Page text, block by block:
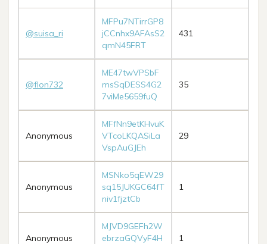
@suisa_ri
MFPu7NTirrGP8
jCCnhx9AFAsS2
qmN45FRT
431
@flon732
ME47twVPSbF
msSqDESS4G2
7viMe5659fuQ
35
Anonymous
MFfNn9etKHvuK
VTcoLKQASiLa
VspAuGJEh
29
Anonymous
MSNko5qEW29
sq15JUKGC64fT
niv1fjztCb
1
Anonymous
MJVD9GEFh2W
ebrzaGQVyF4H
1